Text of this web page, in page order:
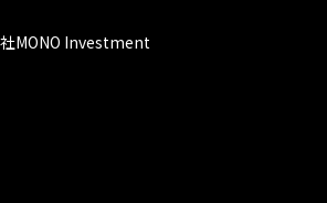
MONO Investment